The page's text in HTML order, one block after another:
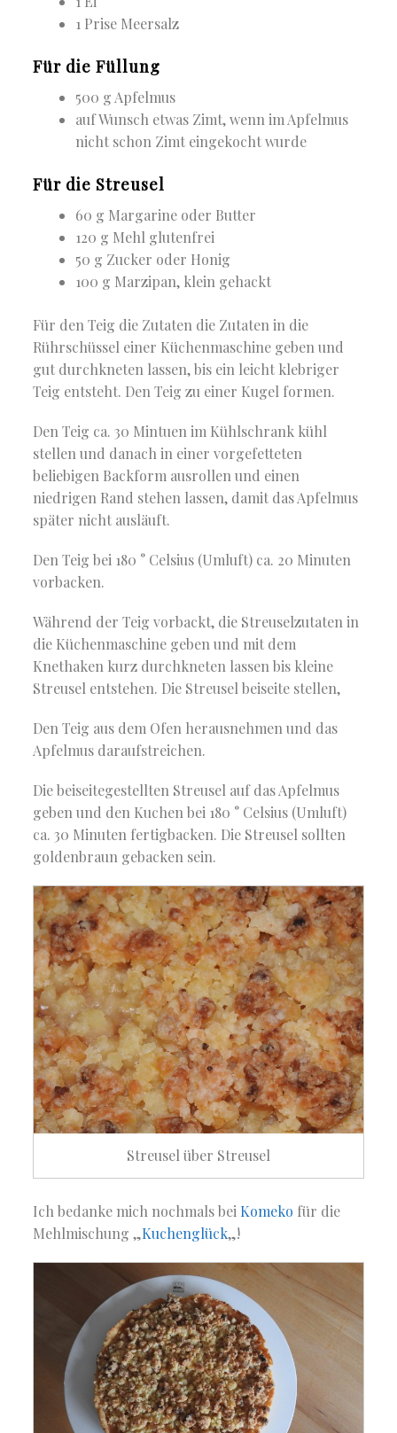
1 Prise Meersalz
Für die Füllung
500 g Apfelmus
auf Wunsch etwas Zimt, wenn im Apfelmus
nicht schon Zimt eingekocht wurde
Für die Streusel
60 g Margarine oder Butter
120 g Mehl glutenfrei
50 g Zucker oder Honig
100 g Marzipan, klein gehackt
Für den Teig die Zutaten die Zutaten in die
Rührschüssel einer Küchenmaschine geben und
gut durchkneten lassen, bis ein leicht klebriger
Teig entsteht. Den Teig zu einer Kugel formen.
Den Teig ca. 30 Mintuen im Kühlschrank kühl
stellen und danach in einer vorgefetteten
beliebigen Backform ausrollen und einen
niedrigen Rand stehen lassen, damit das Apfelmus
später nicht ausläuft.
Den Teig bei 180 ° Celsius (Umluft) ca. 20 Minuten
vorbacken.
Während der Teig vorbackt, die Streuselzutaten in
die Küchenmaschine geben und mit dem
Knethaken kurz durchkneten lassen bis kleine
Streusel entstehen. Die Streusel beiseite stellen,
Den Teig aus dem Ofen herausnehmen und das
Apfelmus daraufstreichen.
Die beiseitegestellten Streusel auf das Apfelmus
geben und den Kuchen bei 180 ° Celsius (Umluft)
ca. 30 Minuten fertigbacken. Die Streusel sollten
goldenbraun gebacken sein.
Streusel über Streusel
Ich bedanke mich nochmals bei Komeko für die
Mehlmischung „Kuchenglück„!